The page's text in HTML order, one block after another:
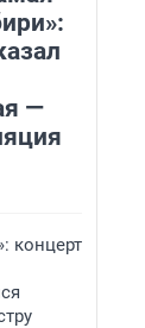
—
концерт